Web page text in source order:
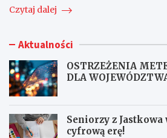
Czytaj dalej
Aktualności
OSTRZEŻENIA
DLA
Seniorzy z Jastkowa
cyfrową erę!